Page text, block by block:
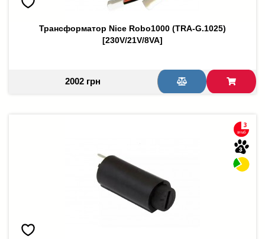
Трансформатор Nice Robo1000 (TRA-G.1025)
[230V/21V/8VA]
2002 грн